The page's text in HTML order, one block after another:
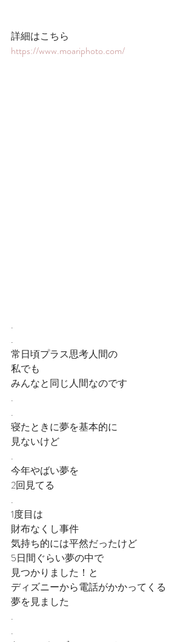
詳細はこちら
https://www.moariphoto.com/
.
.
常日頃プラス思考人間の
私でも
みんなと同じ人間なのです
.
.
寝たときに夢を基本的に
見ないけど
.
今年やばい夢を
2回見てる
.
1度目は
財布なくし事件
気持ち的には平然だったけど
5日間ぐらい夢の中で
見つかりました！と
ディズニーから電話がかかってくる
夢を見ました
.
.